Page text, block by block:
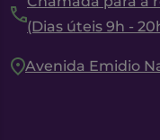
(Dias úteis 9h -
Avenida Emidio